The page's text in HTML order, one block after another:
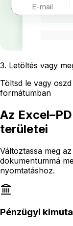
E-mail
3. Letöltés vagy
Töltsd le vagy
formátumban
Az
területei
Változtassa meg
dokumentummá
nyomtatáshoz.
Pénzügyi